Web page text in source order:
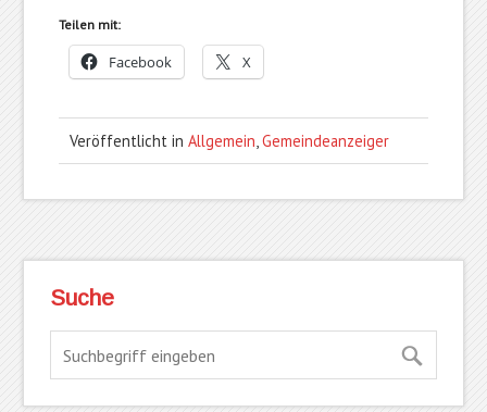
Teilen mit:
Facebook X
Veröffentlicht in Allgemein,Gemeindeanzeiger
Suche